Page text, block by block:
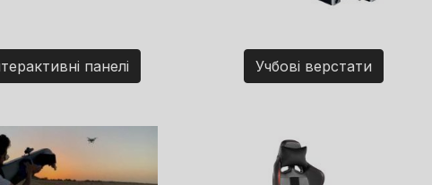
панелі Учбові верстати